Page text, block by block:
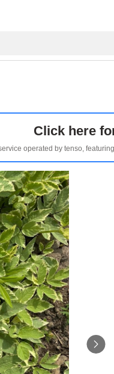
Click here
operated by tenso,